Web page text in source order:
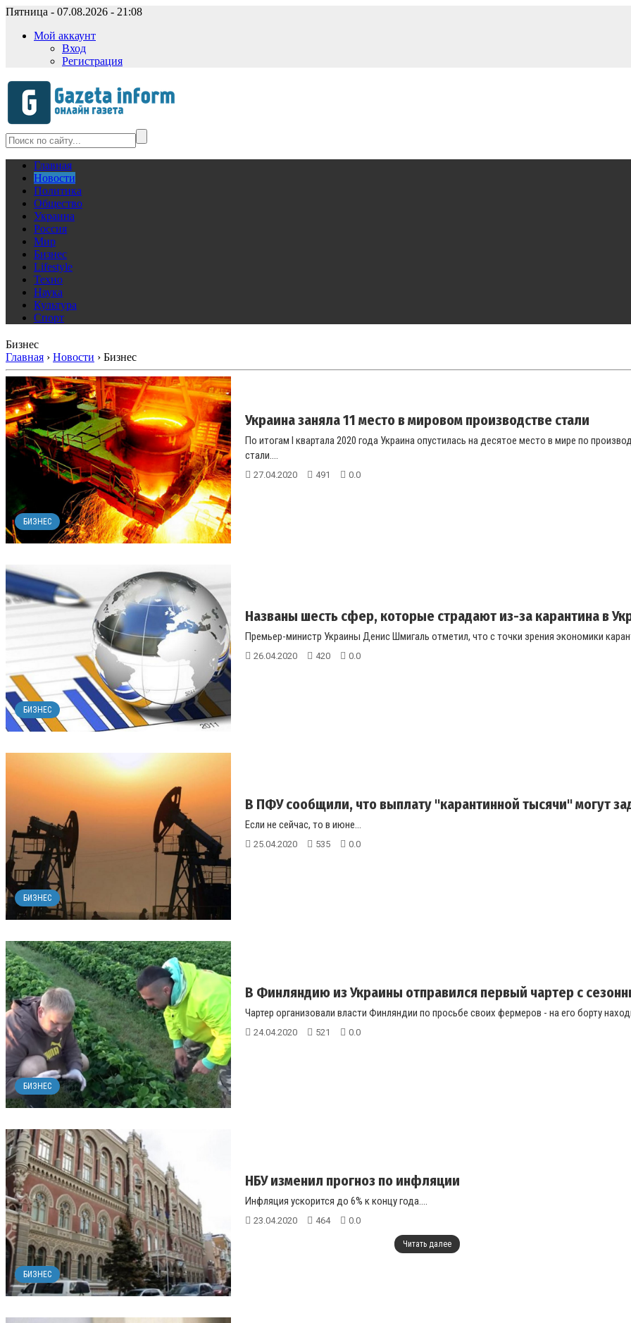
Пятница - 07.08.2026 - 21:08
Мой аккаунт
Вход
Регистрация
Главная
Новости
Политика
Общество
Украина
Россия
Мир
Бизнес
Lifestyle
Техно
Наука
Культура
Спорт
Бизнес
Главная › Новости › Бизнес
БИЗНЕС
Украина заняла 11 место в мировом производстве стали
По итогам I квартала 2020 года Украина опустилась на десятое место в мире по
стали....
27.04.2020 491 0.0
БИЗНЕС
Названы шесть сфер, которые страдают из-за карантина в
Премьер-министр Украины Денис Шмигаль отметил, что с точки зрения экономики
26.04.2020 420 0.0
БИЗНЕС
В ПФУ сообщили, что выплату "карантинной тысячи" могут
Если не сейчас, то в июне...
25.04.2020 535 0.0
БИЗНЕС
В Финляндию из Украины отправился первый чартер с
Чартер организовали власти Финляндии по просьбе своих фермеров - на его борту
24.04.2020 521 0.0
БИЗНЕС
НБУ изменил прогноз по инфляции
Инфляция ускорится до 6% к концу года....
23.04.2020 464 0.0
Читать далее